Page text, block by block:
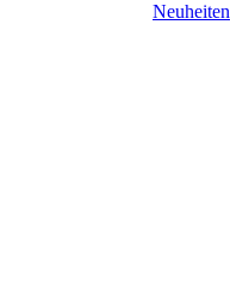
Neuheiten